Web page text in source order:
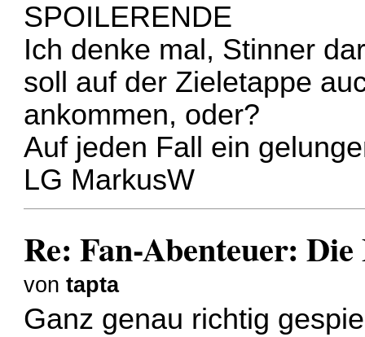
SPOILERENDE
Ich denke mal, Stinner
soll auf der Zieletappe
ankommen, oder?
Auf jeden Fall ein
LG MarkusW
Re: Fan-Abenteuer:
vontapta
Ganz genau richtig